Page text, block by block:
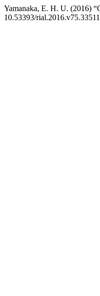
Yamanaka, E. H. U. (2016)
10.53393/